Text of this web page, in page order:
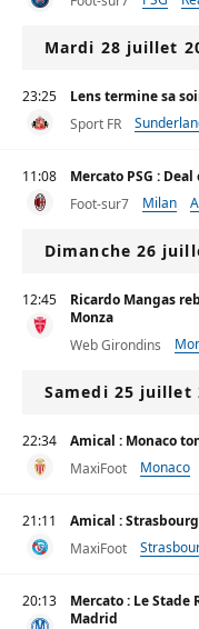
Mardi 28 juillet
23:25
Lens termine sa
Sport FR
11:08
Mercato PSG :
Foot-sur7
Milan
Dimanche 26
12:45
Ricardo Mangas
Monza
Web Girondins
Samedi 25 juillet
22:34
Amical : Monaco
MaxiFoot
Monaco
21:11
Amical :
MaxiFoot
20:13
Mercato : Le Stade
Madrid